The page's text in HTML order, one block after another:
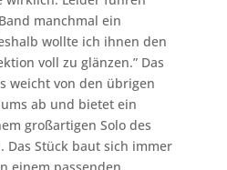
manchmal ein
wollte ich ihnen den
voll zu glänzen.” Das
weicht von den übrigen
ab und bietet ein
großartigen Solo des
Das Stück baut sich immer